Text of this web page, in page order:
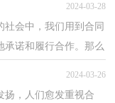
2024-03-28
社会中，我们用到合同
承诺和履行合作。那么
2024-03-26
扬，人们愈发重视合